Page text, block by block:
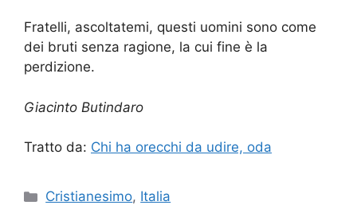
Fratelli, ascoltatemi, questi uomini sono come
dei bruti senza ragione, la cui fine è la
perdizione.
Giacinto Butindaro
Tratto da: Chi ha orecchi da udire, oda
Categorie
Cristianesimo, Italia